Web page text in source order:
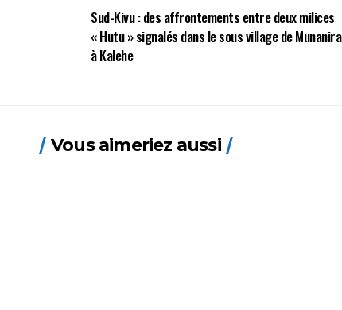
Sud-Kivu : des affrontements entre deux milices
« Hutu » signalés dans le sous village de Munanira
à Kalehe
Vous aimeriez aussi